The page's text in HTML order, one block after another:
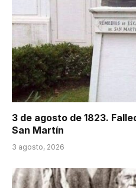
3 de agosto de 1823.
San Martín
3 agosto, 2026